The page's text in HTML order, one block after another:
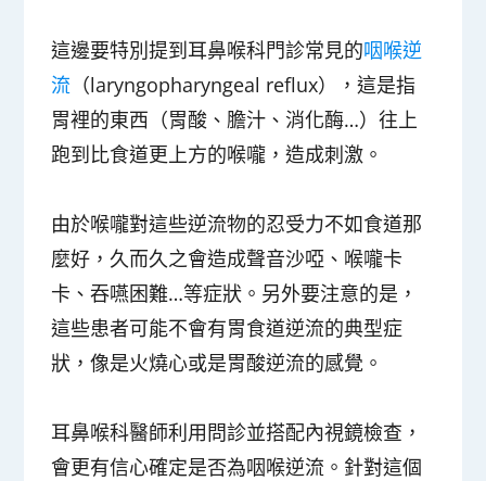
這邊要特別提到耳鼻喉科門診常見的咽喉逆
流 （laryngopharyngeal reflux）
，這是指
胃裡的東西（胃酸、膽汁、消化酶…）往上
跑到比食道更上方的喉嚨，造成刺激。
由於喉嚨對這些逆流物的忍受力不如食道那
麼好，久而久之會造成聲音沙啞、喉嚨卡
卡、吞嚥困難…等症狀。另外要注意的是，
這些患者可能不會有胃食道逆流的典型症
狀，像是火燒心或是胃酸逆流的感覺。
耳鼻喉科醫師利用問診並搭配內視鏡檢查，
會更有信心確定是否為咽喉逆流。針對這個